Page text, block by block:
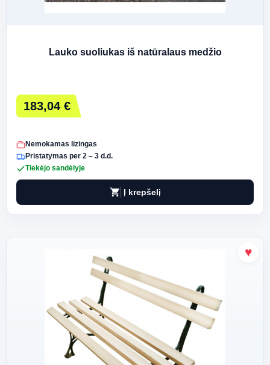
Lauko suoliukas iš natūralaus medžio
183,04 €
Nemokamas lizingas
Pristatymas per 2 – 3 d.d.
Tiekėjo sandėlyje
shopping_cart Į krepšelį